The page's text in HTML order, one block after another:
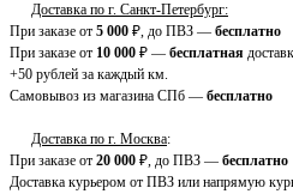
Доставка по г. Санкт-Петербург:
При заказе от 5 000 ₽, до ПВЗ — бесплатно
При заказе от 10 000 ₽ — бесплатная
+50 рублей за каждый км.
Самовывоз из магазина СПб — бесплатно
Доставка по г. Москва:
При заказе от 20 000 ₽, до ПВЗ — бесплатно
Доставка курьером от ПВЗ или напрямую